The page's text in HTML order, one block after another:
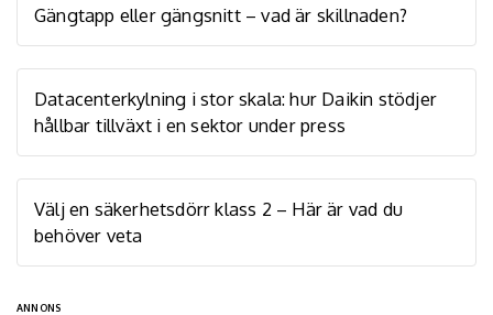
Gängtapp eller gängsnitt – vad är skillnaden?
Datacenterkylning i stor skala: hur Daikin stödjer
hållbar tillväxt i en sektor under press
Välj en säkerhetsdörr klass 2 – Här är vad du
behöver veta
ANNONS